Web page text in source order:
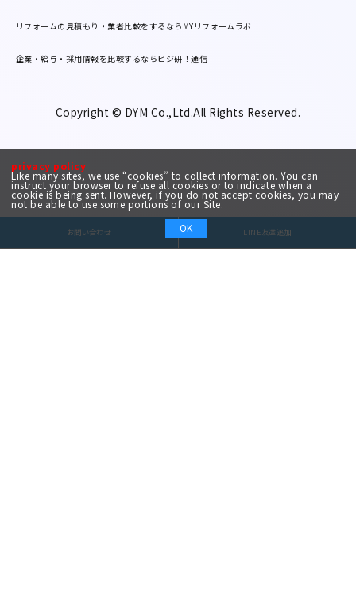
privacy policy
Like many sites, we use “cookies” to collect information. You can
instruct your browser to refuse all cookies or to indicate when a
cookie is being sent. However, if you do not accept cookies, you may
not be able to use some portions of our Site.
OK
お問い合わせ LINE友達追加
リフォームの見積もり・業者比較をするならMYリフォームラボ
企業・給与・採用情報を比較するならビジ研！通信
Copyright © DYM Co.,Ltd.All Rights Reserved.